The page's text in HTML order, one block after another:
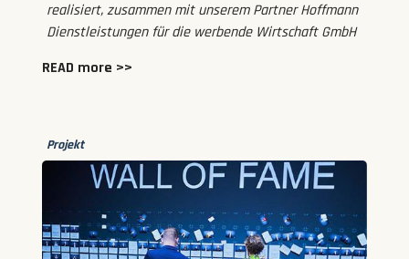
realisiert, zusammen mit unserem Partner Hoffmann
Dienstleistungen für die werbende Wirtschaft GmbH
READ more >>
Projekt